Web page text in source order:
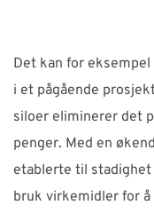
Det kan for
i et pågående
siloer eliminerer det
penger. Med en
etablerte til
bruk virkemidler for